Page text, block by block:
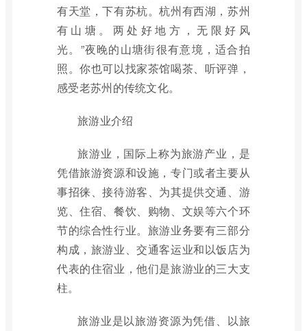
有天堂，下有苏杭。杭州有西湖，苏州
有山塘。两处好地方，无限好风
光。”夜晚的山塘街很有意境，适合拍
照。你也可以找家茶馆喝茶、听评弹，
感受老苏州的传统文化。
旅游业介绍
旅游业，国际上称为旅游产业，是
凭借旅游资源和设施，专门或者主要从
事招徕、接待游客、为其提供交通、游
览、住宿、餐饮、购物、文娱等六个环
节的综合性行业。旅游业务要有三部分
构成，旅游业、交通客运业和以饭店为
代表的住宿业，他们是旅游业的三大支
柱。
旅游业是以旅游资源为凭借、以旅